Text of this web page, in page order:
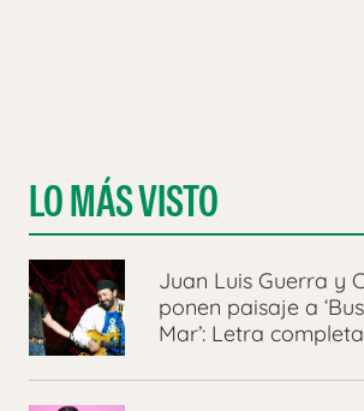
LO MÁS VISTO
Juan Luis Guerra y
ponen paisaje a
Mar’: Letra